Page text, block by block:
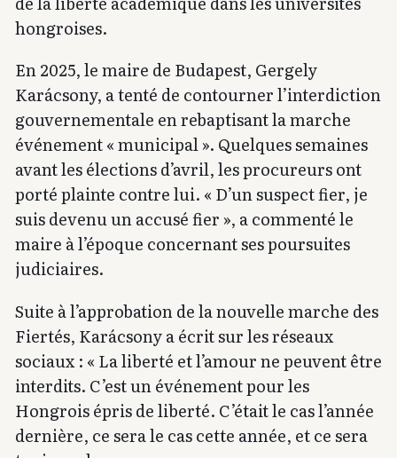
hongroises.
En 2025, le maire de Budapest, Gergely
Karácsony, a tenté de contourner l’interdiction
gouvernementale en rebaptisant la marche
événement « municipal ». Quelques semaines
avant les élections d’avril, les procureurs ont
porté plainte contre lui. « D’un suspect fier, je
suis devenu un accusé fier », a commenté le
maire à l’époque concernant ses poursuites
judiciaires.
Suite à l’approbation de la nouvelle marche des
Fiertés, Karácsony a écrit sur les réseaux
sociaux : « La liberté et l’amour ne peuvent être
interdits. C’est un événement pour les
Hongrois épris de liberté. C’était le cas l’année
dernière, ce sera le cas cette année, et ce sera